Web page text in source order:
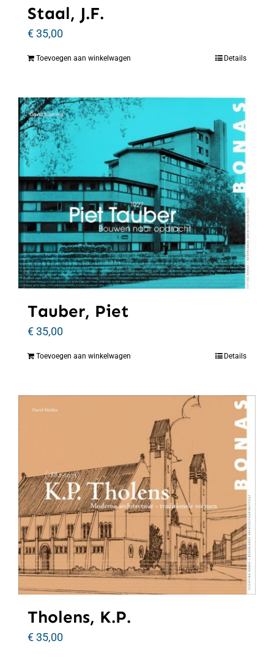
Staal, J.F.
€35,00
Toevoegen aan winkelwagen Details
Tauber, Piet
€35,00
Toevoegen aan winkelwagen Details
Tholens, K.P.
€35,00